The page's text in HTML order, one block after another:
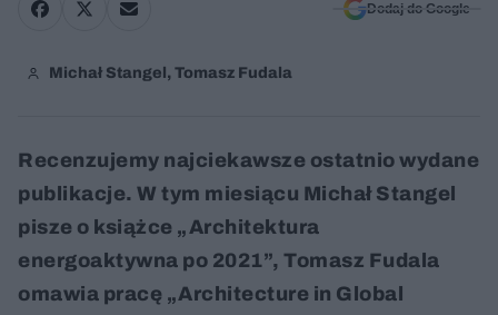
Dodaj do Google
Michał Stangel, Tomasz Fudala
Recenzujemy najciekawsze ostatnio wydane
publikacje. W tym miesiącu Michał Stangel
pisze o książce „Architektura
energoaktywna po 2021”, Tomasz Fudala
omawia pracę „Architecture in Global